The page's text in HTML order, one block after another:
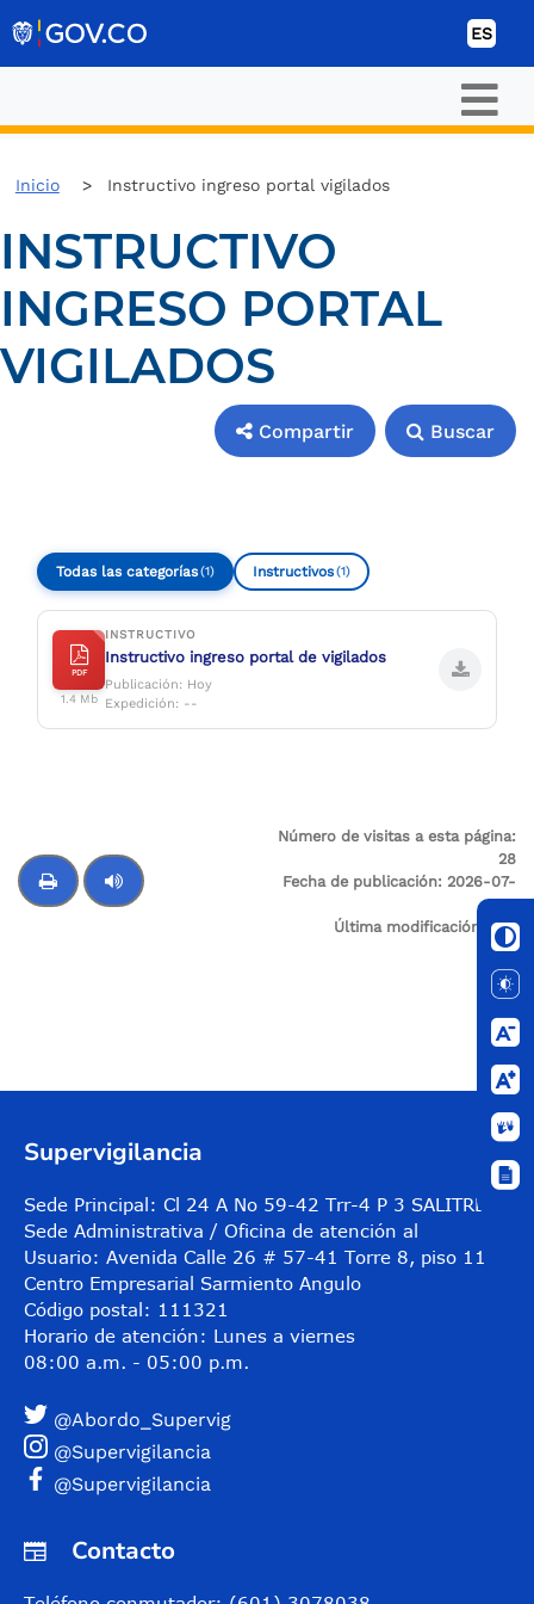
ES
Inicio Instructivo ingreso portal vigilados
INSTRUCTIVO
INGRESO PORTAL
VIGILADOS
Compartir Buscar
Todas las categorías(1) Instructivos(1)
PDF
1.4 Mb
INSTRUCTIVO
Instructivo ingreso portal de vigilados
Publicación: Hoy
Expedición: --
Número de visitas a esta página:
28
Fecha de publicación: 2026-07-
02
Última modificación: N/A
Supervigilancia
Sede Principal: Cl 24 A No 59-42 Trr-4 P 3 SALITRE
Sede Administrativa / Oficina de atención al
Usuario: Avenida Calle 26 # 57-41 Torre 8, piso 11
Centro Empresarial Sarmiento Angulo
Código postal: 111321
Horario de atención: Lunes a viernes
08:00 a.m. - 05:00 p.m.
@Abordo_Supervig
@Supervigilancia
@Supervigilancia
Contacto